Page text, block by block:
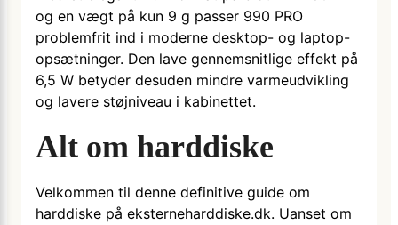
og en vægt på kun 9 g passer 990 PRO
problemfrit ind i moderne desktop- og laptop-
opsætninger. Den lave gennemsnitlige effekt på
6,5 W betyder desuden mindre varmeudvikling
og lavere støjniveau i kabinettet.
Alt om harddiske
Velkommen til denne definitive guide om
harddiske på eksterneharddiske.dk. Uanset om